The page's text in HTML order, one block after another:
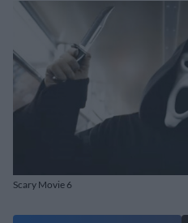
Scary Movie 6